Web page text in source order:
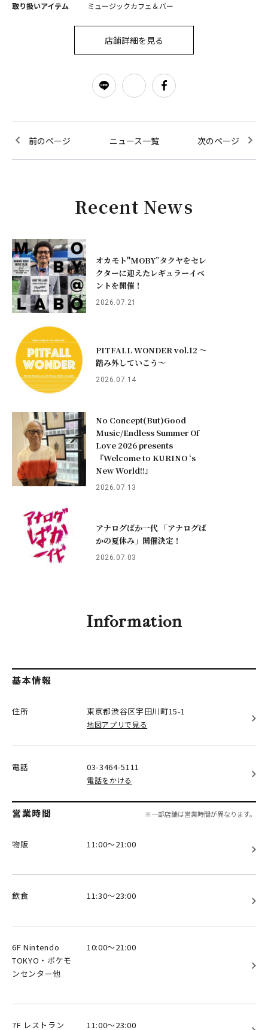
取り扱いアイテム
ミュージックカフェ＆バー
店舗詳細を見る
前のページ ニュース一覧 次のページ
Recent News
オカモト"MOBY”タクヤをセレ
クターに迎えたレギュラーイベ
ントを開催！
2026.07.21
PITFALL WONDER vol.12 ～
踏み外していこう〜
2026.07.14
No Concept(But)Good
Music/Endless Summer Of
Love 2026 presents
『Welcome to KURINO ‘s
New World!!』
2026.07.13
アナログばか一代 「アナログば
かの夏休み」開催決定！
2026.07.03
Information
基本情報
住所 東京都渋谷区宇田川町15-1
地図アプリで見る
電話 03-3464-5111
電話をかける
営業時間 ※一部店舗は営業時間が異なります。
物販 11:00～21:00
飲食 11:30～23:00
6F Nintendo
TOKYO・ポケモ
ンセンター他
10:00～21:00
7F レストラン 11:00～23:00